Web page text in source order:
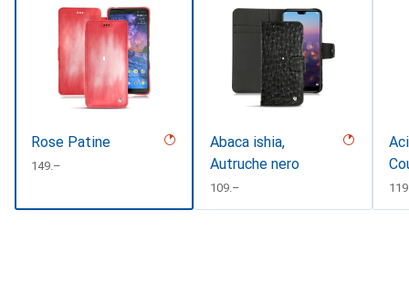
Rose Patine
CHF
149.–
Abaca ishia,
Autruche nero
CHF
109.–